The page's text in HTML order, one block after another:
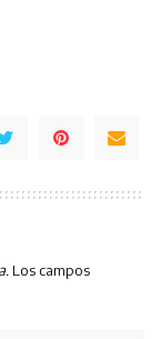
Los campos